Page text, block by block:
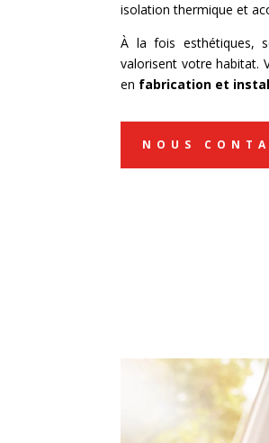
isolation thermique et
À la fois esthétiques,
valorisent votre habitat.
en fabrication et
NOUS